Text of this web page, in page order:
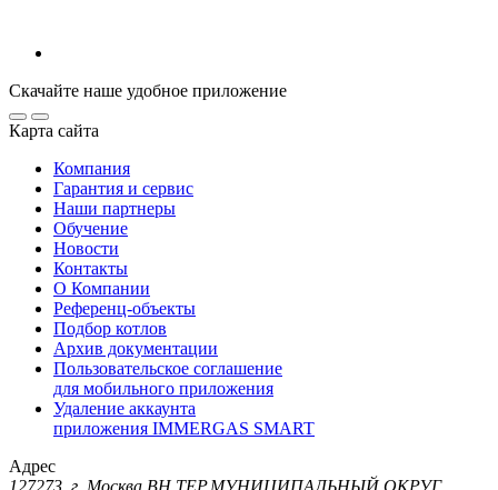
Скачайте наше удобное приложение
Карта сайта
Компания
Гарантия и сервис
Наши партнеры
Обучение
Новости
Контакты
О Компании
Референц-объекты
Подбор котлов
Архив документации
Пользовательское соглашение
для мобильного приложения
Удаление аккаунта
приложения IMMERGAS SMART
Адрес
127273, г. Москва ВН.ТЕР.МУНИЦИПАЛЬНЫЙ ОКРУГ